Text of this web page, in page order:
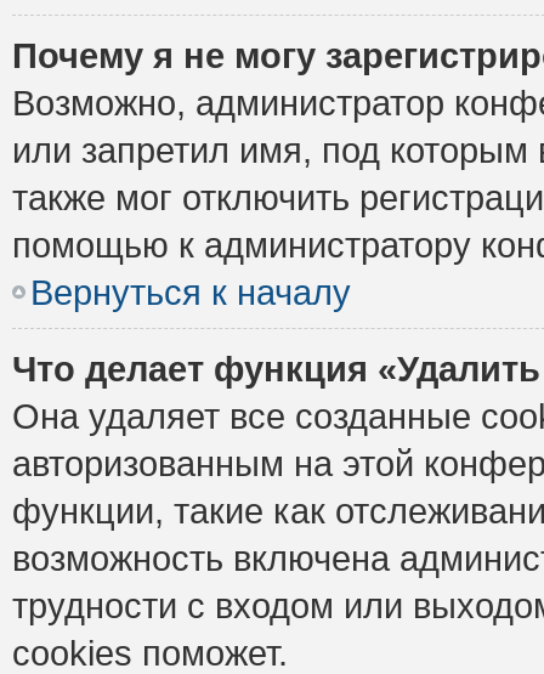
Почему я не могу
Возможно, администратор
или запретил имя, под которым
также мог отключить
помощью к администратору
Вернуться к началу
Что делает функция
Она удаляет все созданные
авторизованным на этой
функции, такие как
возможность включена
трудности с входом или
cookies поможет.